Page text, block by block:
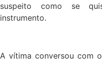
suspeito como se
instrumento.
A vítima conversou com